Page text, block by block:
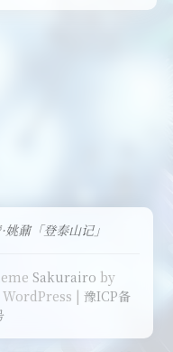
鼐「登泰山记」
Sakurairo by
| 豫ICP备